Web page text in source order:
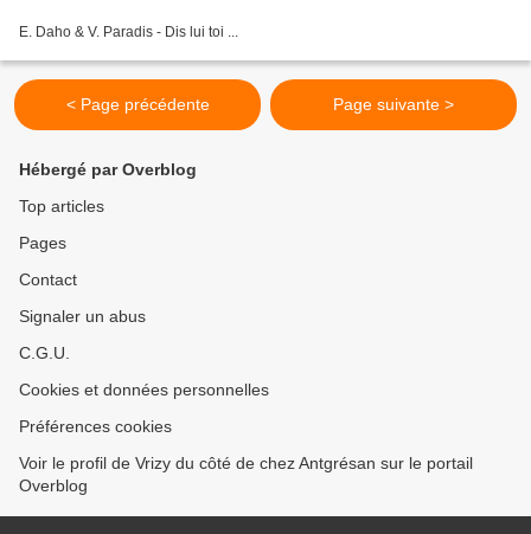
E. Daho & V. Paradis - Dis lui toi ...
< Page précédente Page suivante >
Hébergé par Overblog
Top articles
Pages
Contact
Signaler un abus
C.G.U.
Cookies et données personnelles
Préférences cookies
Voir le profil de Vrizy du côté de chez Antgrésan sur le portail
Overblog